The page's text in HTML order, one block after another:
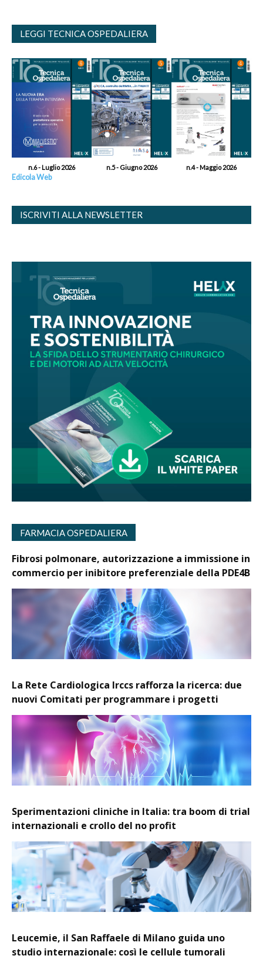
LEGGI TECNICA OSPEDALIERA
n.6 - Luglio 2026 n.5 - Giugno 2026 n.4 - Maggio 2026
Edicola Web
ISCRIVITI ALLA NEWSLETTER
FARMACIA OSPEDALIERA
Fibrosi polmonare, autorizzazione a immissione in
commercio per inibitore preferenziale della PDE4B
La Rete Cardiologica Irccs rafforza la ricerca: due
nuovi Comitati per programmare i progetti
Sperimentazioni cliniche in Italia: tra boom di trial
internazionali e crollo del no profit
Leucemie, il San Raffaele di Milano guida uno
studio internazionale: così le cellule tumorali